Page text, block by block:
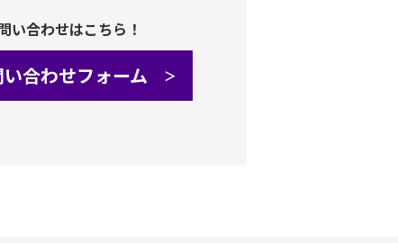
い合わせはこちら！
合わせフォーム